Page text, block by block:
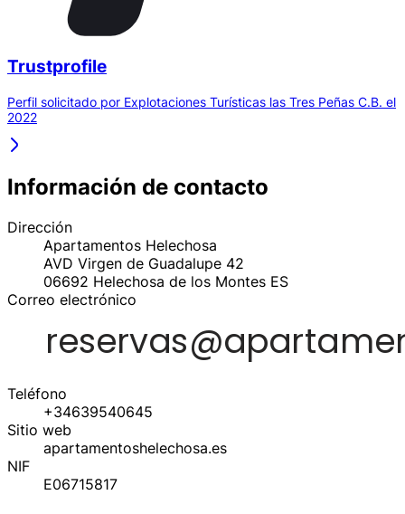
Trustprofile
Perfil solicitado por Explotaciones Turísticas las Tres Peñas C.B. el
2022
Información de contacto
Dirección
Apartamentos Helechosa
AVD Virgen de Guadalupe 42
06692 Helechosa de los Montes ES
Correo electrónico
Teléfono
+34639540645
Sitio web
apartamentoshelechosa.es
NIF
E06715817